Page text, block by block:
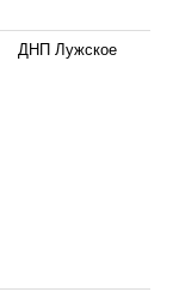
ДНП Лужское